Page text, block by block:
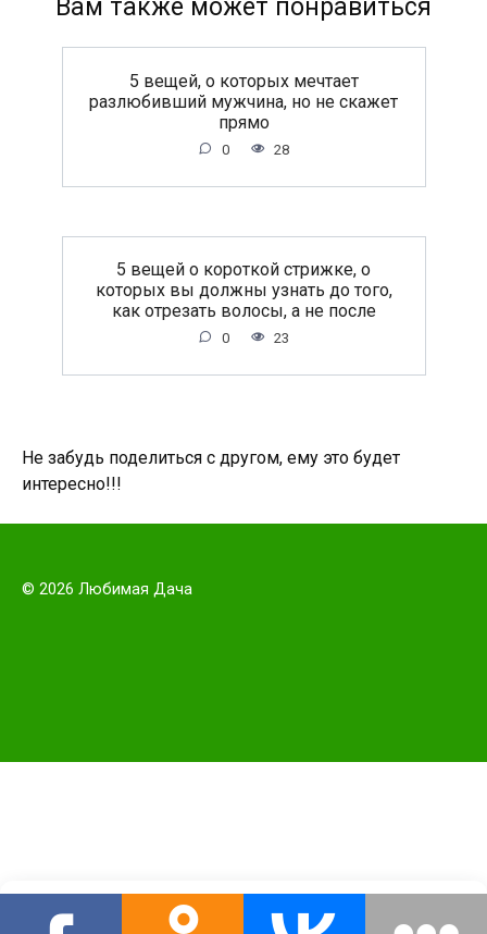
Вам также может понравиться
5 вещей, о которых мечтает
разлюбивший мужчина, но не скажет
прямо
0 28
5 вещей о короткой стрижке, о
которых вы должны узнать до того,
как отрезать волосы, а не после
0 23
Не забудь поделиться с другом, ему это будет
интересно!!!
© 2026 Любимая Дача
Этот сайт использует cookie для хранения данных. Продолжая
использовать сайт, Вы даете свое согласие на работу с этими